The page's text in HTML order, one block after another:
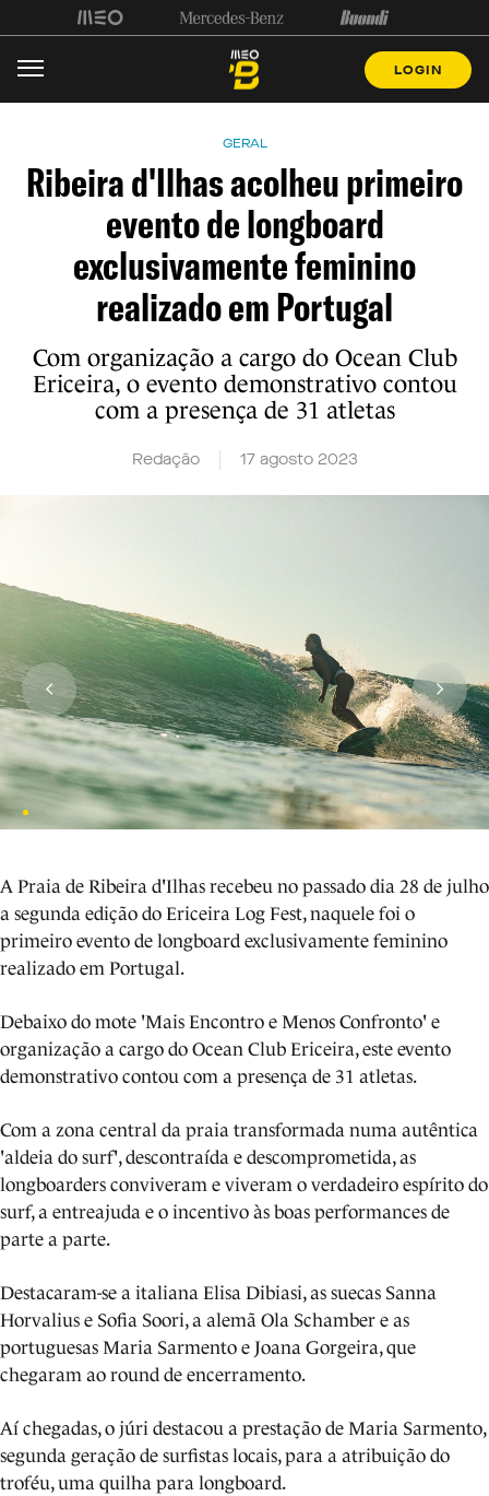
LOGIN
GERAL
Ribeira d'Ilhas acolheu primeiro
evento de longboard
exclusivamente feminino
realizado em Portugal
Com organização a cargo do Ocean Club
Ericeira, o evento demonstrativo contou
com a presença de 31 atletas
Redação 17 agosto 2023
A Praia de Ribeira d'Ilhas recebeu no passado dia 28 de julho
a segunda edição do Ericeira Log Fest, naquele foi o
primeiro evento de longboard exclusivamente feminino
realizado em Portugal.
Debaixo do mote 'Mais Encontro e Menos Confronto' e
organização a cargo do Ocean Club Ericeira, este evento
demonstrativo contou com a presença de 31 atletas.
Com a zona central da praia transformada numa autêntica
'aldeia do surf', descontraída e descomprometida, as
longboarders conviveram e viveram o verdadeiro espírito do
surf, a entreajuda e o incentivo às boas performances de
parte a parte.
Destacaram-se a italiana Elisa Dibiasi, as suecas Sanna
Horvalius e Sofia Soori, a alemã Ola Schamber e as
portuguesas Maria Sarmento e Joana Gorgeira, que
chegaram ao round de encerramento.
Aí chegadas, o júri destacou a prestação de Maria Sarmento,
segunda geração de surfistas locais, para a atribuição do
troféu, uma quilha para longboard.